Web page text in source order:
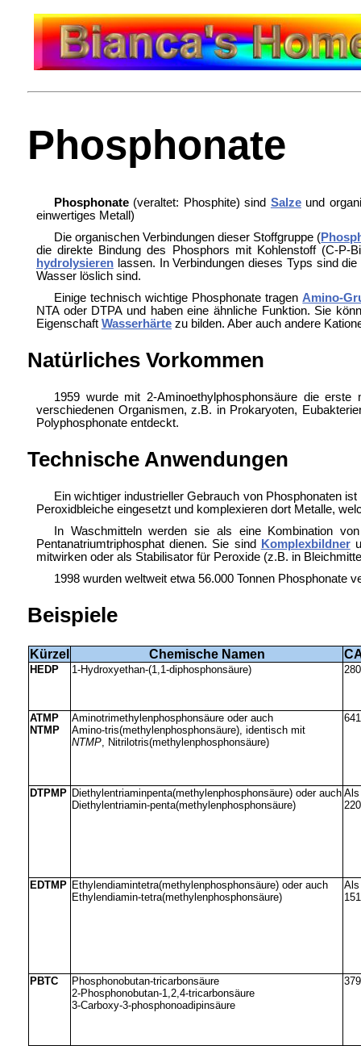
Phosphonate
Phosphonate(veraltet: Phosphite) sind Salzeund
einwertiges Metall)
Die organischen Verbindungen dieser Stoffgruppe (
die direkte Bindung des Phosphors mit Kohlenstoff (C-P-
hydrolysierenlassen. In Verbindungen dieses Typs sind
Wasser löslich sind.
Einige technisch wichtige Phosphonate tragen Amino-
NTA oder DTPA und haben eine ähnliche Funktion. Sie
Eigenschaft Wasserhärtezu bilden. Aber auch andere
Natürliches Vorkommen
1959 wurde mit 2-Aminoethylphosphonsäure die
verschiedenen Organismen, z.B. in Prokaryoten,
Polyphosphonate entdeckt.
Technische Anwendungen
Ein wichtiger industrieller Gebrauch von Phosphonaten
Peroxidbleiche eingesetzt und komplexieren dort Metalle,
In Waschmitteln werden sie als eine Kombination
Pentanatriumtriphosphat dienen. Sie sind
Komplexbildner
mitwirken oder als Stabilisator für Peroxide (z.B. in
1998 wurden weltweit etwa 56.000 Tonnen Phosphonate
Beispiele
Kürzel Chemische Namen
HEDP 1-Hydroxyethan-(1,1-diphosphonsäure)
ATMP
NTMP
Aminotrimethylenphosphonsäure oder auch
Amino-tris(methylenphosphonsäure), identisch mit
NTMP , Nitrilotris(methylenphosphonsäure)
DTPMP Diethylentriaminpenta(methylenphosphonsäure) oder auch
Diethylentriamin-penta(methylenphosphonsäure)
EDTMP Ethylendiamintetra(methylenphosphonsäure) oder auch
Ethylendiamin-tetra(methylenphosphonsäure)
PBTC
Phosphonobutan-tricarbonsäure
2-Phosphonobutan-1,2,4-tricarbonsäure
3-Carboxy-3-phosphonoadipinsäure